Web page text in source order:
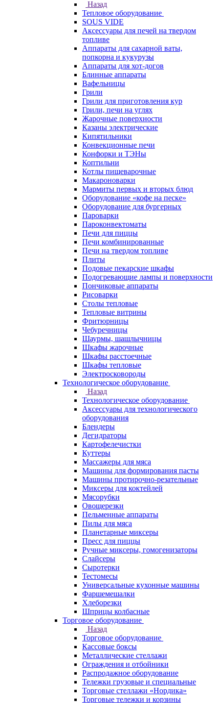
Назад
Тепловое оборудование
SOUS VIDE
Аксессуары для печей на твердом
топливе
Аппараты для сахарной ваты,
попкорна и кукурузы
Аппараты для хот-догов
Блинные аппараты
Вафельницы
Грили
Грили для приготовления кур
Грили, печи на углях
Жарочные поверхности
Казаны электрические
Кипятильники
Конвекционные печи
Конфорки и ТЭНы
Коптильни
Котлы пищеварочные
Макароноварки
Мармиты первых и вторых блюд
Оборудование «кофе на песке»
Оборудование для бургерных
Пароварки
Пароконвектоматы
Печи для пиццы
Печи комбинированные
Печи на твердом топливе
Плиты
Подовые пекарские шкафы
Подогревающие лампы и поверхности
Пончиковые аппараты
Рисоварки
Столы тепловые
Тепловые витрины
Фритюрницы
Чебуречницы
Шаурмы, шашлычницы
Шкафы жарочные
Шкафы расстоечные
Шкафы тепловые
Электросковороды
Технологическое оборудование
Назад
Технологическое оборудование
Аксессуары для технологического
оборудования
Блендеры
Дегидраторы
Картофелечистки
Куттеры
Массажеры для мяса
Машины для формирования пасты
Машины протирочно-резательные
Миксеры для коктейлей
Мясорубки
Овощерезки
Пельменные аппараты
Пилы для мяса
Планетарные миксеры
Пресс для пиццы
Ручные миксеры, гомогенизаторы
Слайсеры
Сыротерки
Тестомесы
Универсальные кухонные машины
Фаршемешалки
Хлеборезки
Шприцы колбасные
Торговое оборудование
Назад
Торговое оборудование
Кассовые боксы
Металлические стеллажи
Ограждения и отбойники
Распродажное оборудование
Тележки грузовые и специальные
Торговые стеллажи «Нордика»
Торговые тележки и корзины